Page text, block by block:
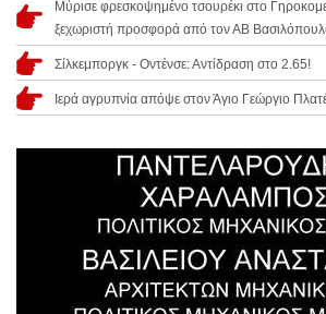
Μύρισε φρεσκοψημένο τσουρέκι στο
ξεχωριστή προσφορά από τον ΑΒ
Σίλκεμποργκ - Οντένσε: Αντίδραση στο 2.65!
Ιερά αγρυπνία απόψε στον Άγιο Γεώργιο